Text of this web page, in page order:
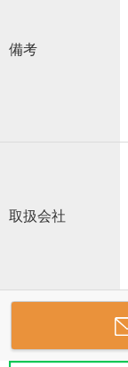
備考
取扱会社